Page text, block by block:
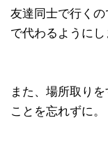
友達同士で行く
で代わるようにし
また、場所取りを
ことを忘れずに。